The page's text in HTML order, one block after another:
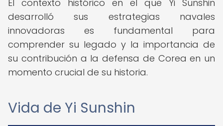
El contexto histórico en el que Yi Sunshin
desarrolló sus estrategias navales
innovadoras es fundamental para
comprender su legado y la importancia de
su contribución a la defensa de Corea en un
momento crucial de su historia.
Vida de Yi Sunshin